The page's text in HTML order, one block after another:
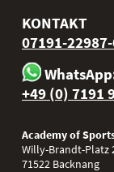
KONTAKT
07191-
+49 (0) 7191
Academy of
Willy-Brandt-Platz
71522 Backnang